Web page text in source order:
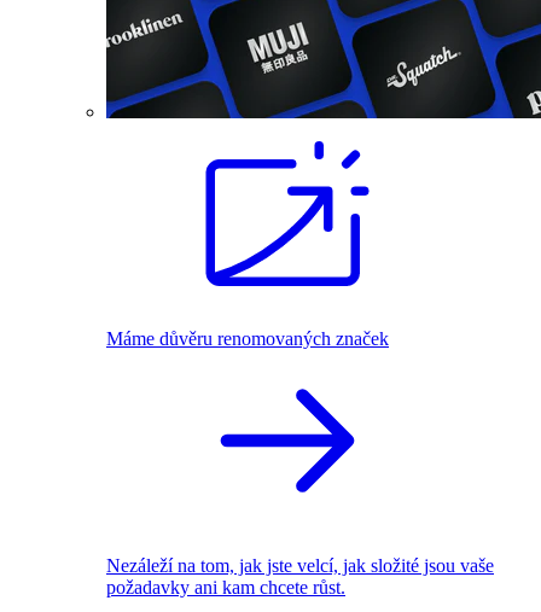
Máme důvěru renomovaných značek
Nezáleží na tom, jak jste velcí, jak složité jsou vaše
požadavky ani kam chcete růst.